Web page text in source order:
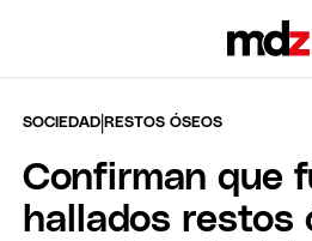
SOCIEDAD |RESTOS ÓSEOS
Confirman que
hallados restos